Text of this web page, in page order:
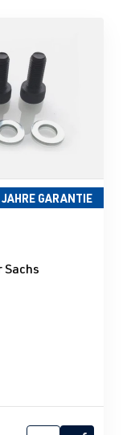
GARANTIE
5 Sternen
Sachs